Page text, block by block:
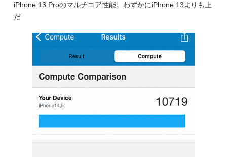
iPhone 13 Proのマルチコア性能。わずかにiPhone 13よりも上
だ